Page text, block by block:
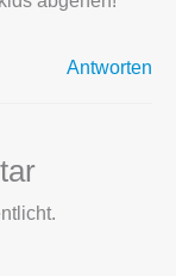
Antworten